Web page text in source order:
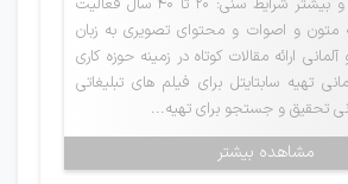
و اصوات و محتوای تصویری به زبان
ارائه مقالات کوتاه در زمینه حوزه کاری
تهیه سابتایتل برای فیلم های تبلیغاتی
تحقیق و جستجو برای تهیه...
مشاهده بیشتر